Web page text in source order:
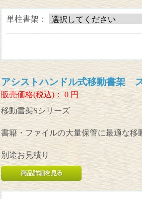
単柱書架：
アシストハンドル式移動書架
販売価格(税込)： 0円
移動書架Sシリーズ
書籍・ファイルの大量保管に最適な移
別途お見積り